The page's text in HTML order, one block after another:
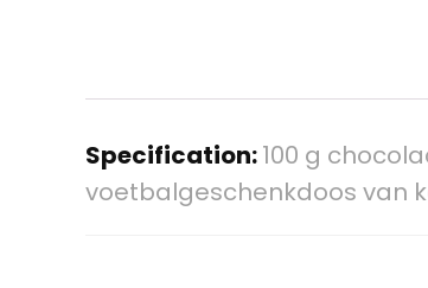
Specification:100 g
voetbalgeschenkdoos van